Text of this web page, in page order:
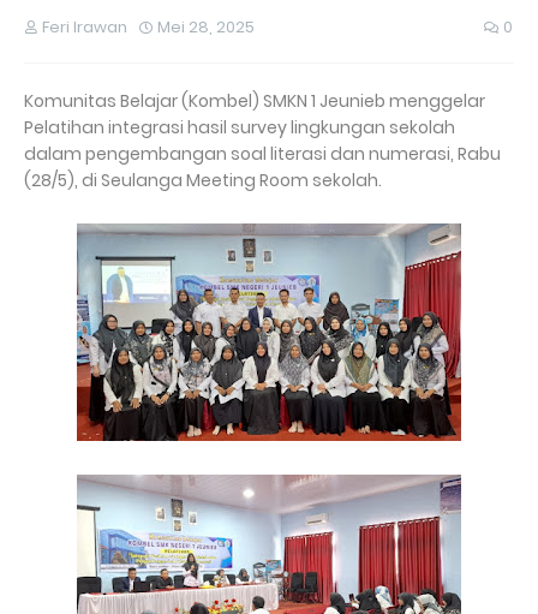
Feri Irawan Mei 28, 2025 0
Komunitas Belajar (Kombel) SMKN 1 Jeunieb menggelar
Pelatihan integrasi hasil survey lingkungan sekolah
dalam pengembangan soal literasi dan numerasi, Rabu
(28/5), di Seulanga Meeting Room sekolah.